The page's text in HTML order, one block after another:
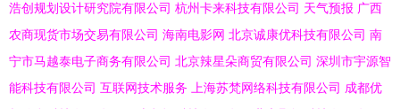
浩创规划设计研究院有限公司 杭州卡来科技有限公司 天气预报 广西
农商现货市场交易有限公司 海南电影网 北京诚康优科技有限公司 南
宁市马越泰电子商务有限公司 北京辣星朵商贸有限公司 深圳市宇源智
能科技有限公司 互联网技术服务 上海苏梵网络科技有限公司 成都优